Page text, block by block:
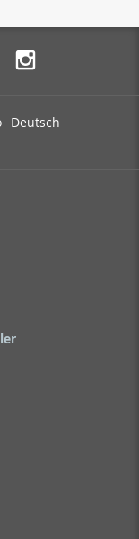
Deutsch